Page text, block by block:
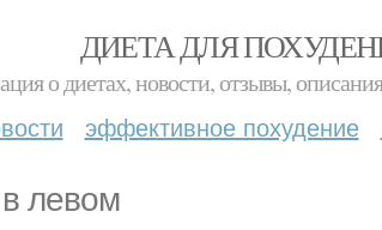
ДИЕТА ДЛЯ
о диетах, новости, отзывы,
эффективное похудение
левом